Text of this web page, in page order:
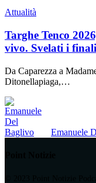
Attualità
Targhe Tenco
vivo. Svelati i
Da Caparezza a
Ditonellapiaga,…
Emanuele